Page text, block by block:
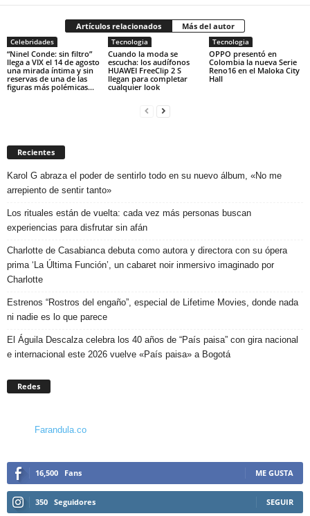
Artículos relacionados Más del autor
Celebridades
“Ninel Conde: sin filtro”
llega a VIX el 14 de agosto
una mirada íntima y sin
reservas de una de las
figuras más polémicas...
Tecnologia
Cuando la moda se
escucha: los audífonos
HUAWEI FreeClip 2 S
llegan para completar
cualquier look
Tecnologia
OPPO presentó en
Colombia la nueva Serie
Reno16 en el Maloka City
Hall
Recientes
Karol G abraza el poder de sentirlo todo en su nuevo álbum, «No me
arrepiento de sentir tanto»
Los rituales están de vuelta: cada vez más personas buscan
experiencias para disfrutar sin afán
Charlotte de Casabianca debuta como autora y directora con su ópera
prima ‘La Última Función’, un cabaret noir inmersivo imaginado por
Charlotte
Estrenos “Rostros del engaño”, especial de Lifetime Movies, donde nada
ni nadie es lo que parece
El Águila Descalza celebra los 40 años de “País paisa” con gira nacional
e internacional este 2026 vuelve «País paisa» a Bogotá
Redes
Farandula.co
16,500 Fans ME GUSTA
350 Seguidores SEGUIR